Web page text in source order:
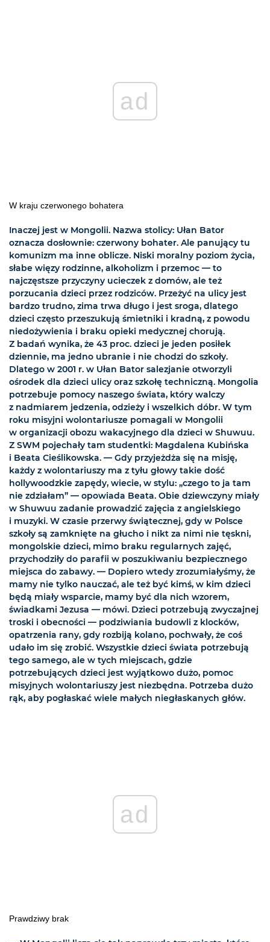
ad
W kraju czerwonego bohatera
Inaczej jest w Mongolii. Nazwa stolicy: Ułan Bator
oznacza dosłownie: czerwony bohater. Ale panujący tu
komunizm ma inne oblicze. Niski moralny poziom życia,
słabe więzy rodzinne, alkoholizm i przemoc — to
najczęstsze przyczyny ucieczek z domów, ale też
porzucania dzieci przez rodziców. Przeżyć na ulicy jest
bardzo trudno, zima trwa długo i jest sroga, dlatego
dzieci często przeszukują śmietniki i kradną, z powodu
niedożywienia i braku opieki medycznej chorują.
Z badań wynika, że 43 proc. dzieci je jeden posiłek
dziennie, ma jedno ubranie i nie chodzi do szkoły.
Dlatego w 2001 r. w Ułan Bator salezjanie otworzyli
ośrodek dla dzieci ulicy oraz szkołę techniczną. Mongolia
potrzebuje pomocy naszego świata, który walczy
z nadmiarem jedzenia, odzieży i wszelkich dóbr. W tym
roku misyjni wolontariusze pomagali w Mongolii
w organizacji obozu wakacyjnego dla dzieci w Shuwuu.
Z SWM pojechały tam studentki: Magdalena Kubińska
i Beata Cieślikowska. — Gdy przyjeżdża się na misję,
każdy z wolontariuszy ma z tyłu głowy takie dość
hollywoodzkie zapędy, wiecie, w stylu: „czego to ja tam
nie zdziałam” — opowiada Beata. Obie dziewczyny miały
w Shuwuu zadanie prowadzić zajęcia z angielskiego
i muzyki. W czasie przerwy świątecznej, gdy w Polsce
szkoły są zamknięte na głucho i nikt za nimi nie tęskni,
mongolskie dzieci, mimo braku regularnych zajęć,
przychodziły do parafii w poszukiwaniu bezpiecznego
miejsca do zabawy. — Dopiero wtedy zrozumiałyśmy, że
mamy nie tylko nauczać, ale też być kimś, w kim dzieci
będą miały wsparcie, mamy być dla nich wzorem,
świadkami Jezusa — mówi. Dzieci potrzebują zwyczajnej
troski i obecności — podziwiania budowli z klocków,
opatrzenia rany, gdy rozbiją kolano, pochwały, że coś
udało im się zrobić. Wszystkie dzieci świata potrzebują
tego samego, ale w tych miejscach, gdzie
potrzebujących dzieci jest wyjątkowo dużo, pomoc
misyjnych wolontariuszy jest niezbędna. Potrzeba dużo
rąk, aby pogłaskać wiele małych niegłaskanych głów.
ad
Prawdziwy brak